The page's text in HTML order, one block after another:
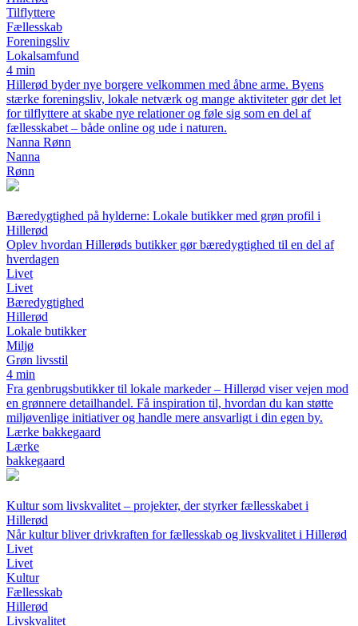
Tilflyttere
Fællesskab
Foreningsliv
Lokalsamfund
4 min
Hillerød byder nye borgere velkommen med åbne arme. Byens
stærke foreningsliv, lokale netværk og mange aktiviteter gør det let
for tilflyttere at skabe nye relationer og føle sig som en del af
fællesskabet – både online og ude i naturen.
Nanna Rønn
Nanna
Rønn
Bæredygtighed på hylderne: Lokale butikker med grøn profil i
Hillerød
Oplev hvordan Hillerøds butikker gør bæredygtighed til en del af
hverdagen
Livet
Livet
Bæredygtighed
Hillerød
Lokale butikker
Miljø
Grøn livsstil
4 min
Fra genbrugsbutikker til lokale markeder – Hillerød viser vejen mod
en grønnere detailhandel. Få inspiration til, hvordan du kan støtte
miljøvenlige initiativer og handle mere ansvarligt i din egen by.
Lærke bakkegaard
Lærke
bakkegaard
Kultur som livskvalitet – projekter, der styrker fællesskabet i
Hillerød
Når kultur bliver drivkraften for fællesskab og livskvalitet i Hillerød
Livet
Livet
Kultur
Fællesskab
Hillerød
Livskvalitet